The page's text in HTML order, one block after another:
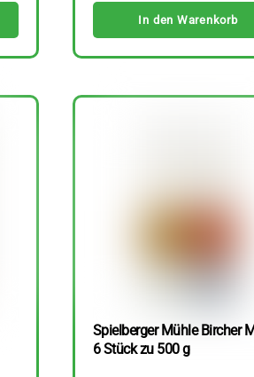
In den Warenkorb
Spielberger Mühle Bircher
6 Stück zu 500 g